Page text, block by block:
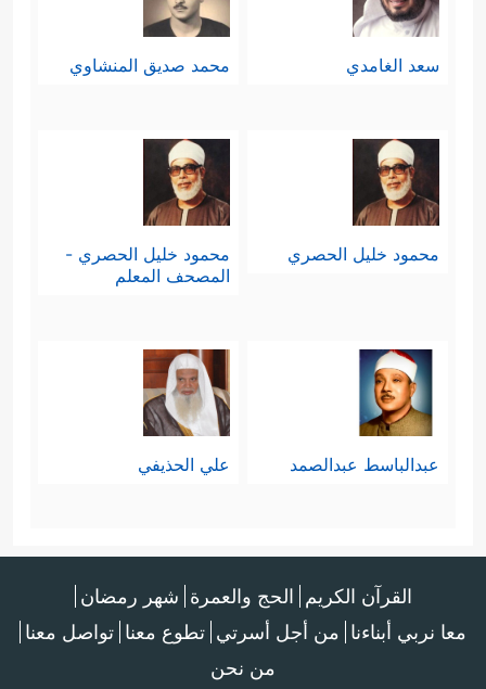
سعد الغامدي محمد صديق المنشاوي
محمود خليل الحصري
محمود خليل الحصري -
المصحف المعلم
عبدالباسط عبدالصمد علي الحذيفي
القرآن الكريم الحج والعمرة شهر رمضان
معا نربي أبناءنا من أجل أسرتي تطوع معنا تواصل معنا
من نحن